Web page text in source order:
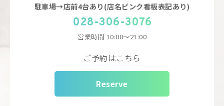
駐車場→店前4台あり(店名ピンク看板表記あり)
028-306-3076
営業時間 10:00～21:00
ご予約はこちら
Reserve